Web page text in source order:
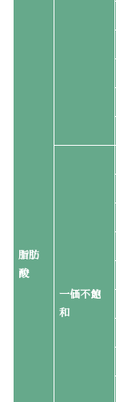
脂肪
酸
一価不飽
和